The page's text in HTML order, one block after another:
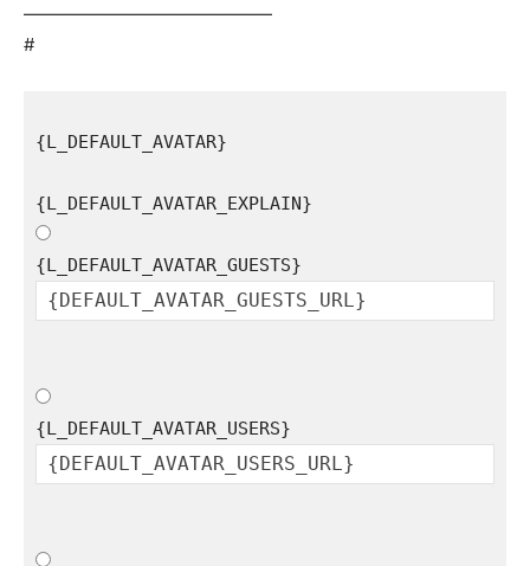
——————————————
#
{L_DEFAULT_AVATAR}
{L_DEFAULT_AVATAR_EXPLAIN}